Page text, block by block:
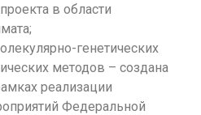
в области
генетических
методов – создана
реализации
Федеральной